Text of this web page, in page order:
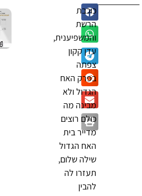
כוכבת
הרשת
והמשפיענית,
עדן קקון
צפתה
בפרק האח
הגדול ולא
מבינה מה
כולם רוצים
מדייר בית
האח הגדול
שילה שלום,
תעזרו לה
להבין